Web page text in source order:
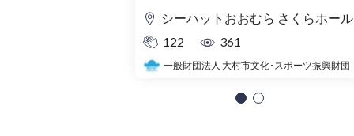
シーハットおおむら さくらホール
122
361
一般財団法人 大村市文化･スポーツ振興財団